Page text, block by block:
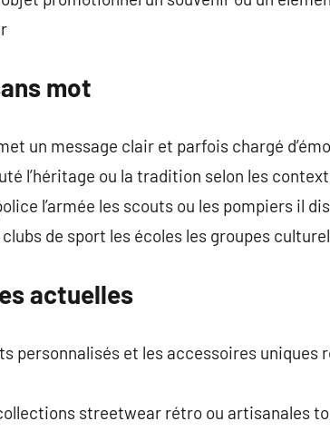
mot
un message clair et parfois chargé
l’héritage ou la tradition selon les
l’armée les scouts ou les pompiers il
de sport les écoles les groupes
actuelles
personnalisés et les accessoires uniques
streetwear rétro ou artisanales